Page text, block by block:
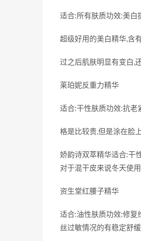
适合:所有肤质功效:美白
超级好用的美白精华,含
过之后肌肤明显有变白,
莱珀妮反重力精华
适合:干性肤质功效:抗老
格是比较贵,但是涂在脸
娇韵诗双萃精华适合:干
对于混干皮来说冬天使
资生堂红腰子精华
适合:油性肤质功效:修复
丝过敏情况的有稳定舒